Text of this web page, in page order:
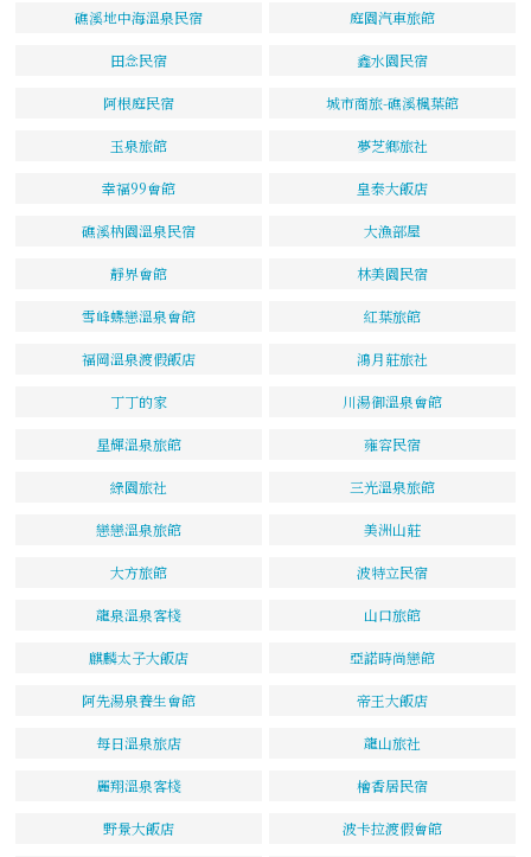
礁溪地中海溫泉民宿 庭園汽車旅館
田念民宿 鑫水園民宿
阿根庭民宿 城市商旅-礁溪楓葉館
玉泉旅館 夢芝鄉旅社
幸福99會館 皇泰大飯店
礁溪枘園溫泉民宿 大漁部屋
靜界會館 林美園民宿
雪峰蝶戀溫泉會館 紅葉旅館
福岡溫泉渡假飯店 鴻月莊旅社
丁丁的家 川湯御溫泉會館
星輝溫泉旅館 雍容民宿
綠園旅社 三光溫泉旅館
戀戀溫泉旅館 美洲山莊
大方旅館 波特立民宿
龍泉溫泉客棧 山口旅館
麒麟太子大飯店 亞諾時尚戀館
阿先湯泉養生會館 帝王大飯店
每日溫泉旅店 龍山旅社
麗翔溫泉客棧 檜香居民宿
野景大飯店 波卡拉渡假會館